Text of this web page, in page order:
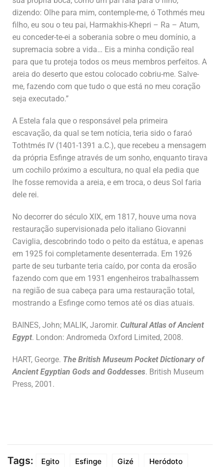
dizendo: Olhe para mim, contemple-me, ó Tothmés meu
filho, eu sou o teu pai, Harmakhis-Khepri – Ra – Atum,
eu conceder-te-ei a soberania sobre o meu domínio, a
supremacia sobre a vida… Eis a minha condição real
para que tu proteja todos os meus membros perfeitos. A
areia do deserto que estou colocado cobriu-me. Salve-
me, fazendo com que tudo o que está no meu coração
seja executado.”
A Estela fala que o responsável pela primeira
escavação, da qual se tem notícia, teria sido o faraó
Tothtmés IV (1401-1391 a.C.), que recebeu a mensagem
da própria Esfinge através de um sonho, enquanto tirava
um cochilo próximo a escultura, no qual ela pedia que
lhe fosse removida a areia, e em troca, o deus Sol faria
dele rei.
No decorrer do século XIX, em 1817, houve uma nova
restauração supervisionada pelo italiano Giovanni
Caviglia, descobrindo todo o peito da estátua, e apenas
em 1925 foi completamente desenterrada. Em 1926
parte de seu turbante teria caído, por conta da erosão
fazendo com que em 1931 engenheiros trabalhassem
na região de sua cabeça para uma restauração total,
mostrando a Esfinge como temos até os dias atuais.
BAINES, John; MALIK, Jaromir. Cultural Atlas of Ancient
Egypt. London: Andromeda Oxford Limited, 2008.
HART, George. The British Museum Pocket Dictionary of
Ancient Egyptian Gods and Goddesses. British Museum
Press, 2001.
Tags: Egito Esfinge Gizé Heródoto